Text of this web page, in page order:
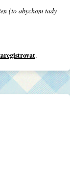
(to abychom tady
.